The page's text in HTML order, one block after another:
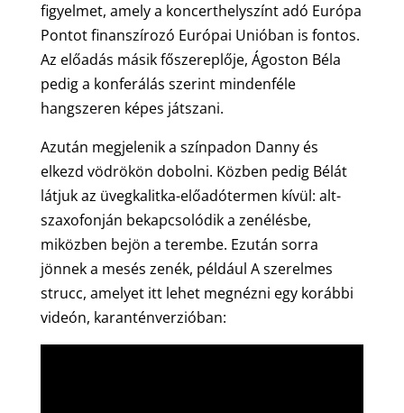
figyelmet, amely a koncerthelyszínt adó Európa
Pontot finanszírozó Európai Unióban is fontos.
Az előadás másik főszereplője, Ágoston Béla
pedig a konferálás szerint mindenféle
hangszeren képes játszani.
Azután megjelenik a színpadon Danny és
elkezd vödrökön dobolni. Közben pedig Bélát
látjuk az üvegkalitka-előadótermen kívül: alt-
szaxofonján bekapcsolódik a zenélésbe,
miközben bejön a terembe. Ezután sorra
jönnek a mesés zenék, például A szerelmes
strucc, amelyet itt lehet megnézni egy korábbi
videón, karanténverzióban: